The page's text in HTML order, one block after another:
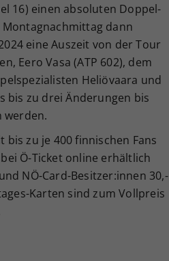
16) einen absoluten Doppel-
dann
eine Auszeit von der Tour
Eero Vasa (ATP 602), dem
Heliövaara und
bis zu drei Änderungen bis
werden.
zu je 400 finnischen Fans
Ö-Ticket online erhältlich
NÖ-Card-Besitzer:innen 30,-
Karten sind zum Vollpreis